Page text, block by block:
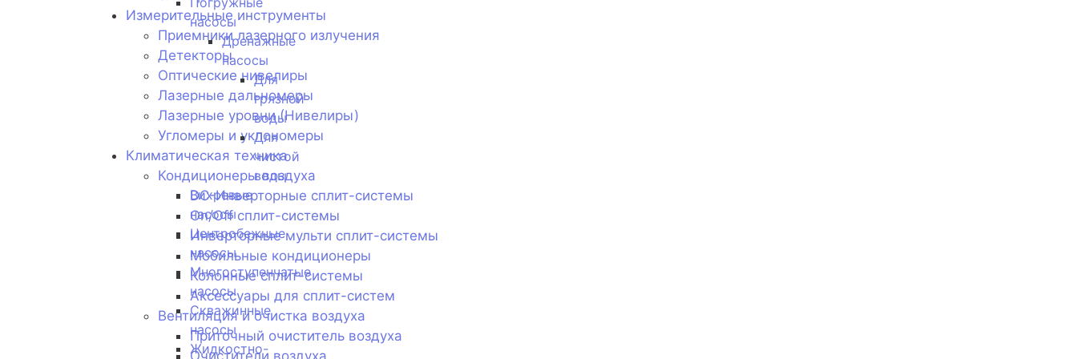
Измерительные инструменты
Приемники лазерного излучения
Детекторы
Оптические нивелиры
Лазерные дальномеры
Лазерные уровни (Нивелиры)
Угломеры и уклономеры
Климатическая техника
Кондиционеры воздуха
DC-Инверторные сплит-системы
On/Off сплит-системы
Инверторные мульти сплит-системы
Мобильные кондиционеры
Колонные сплит-системы
Аксессуары для сплит-систем
Вентиляция и очистка воздуха
Приточный очиститель воздуха
Очистители воздуха
насосы
Дренажные
насосы
Для
грязной
воды
Для
чистой
воды
Вихревые
насосы
Центробежные
насосы
Многоступенчатые
насосы
Скважинные
насосы
Жидкостно-